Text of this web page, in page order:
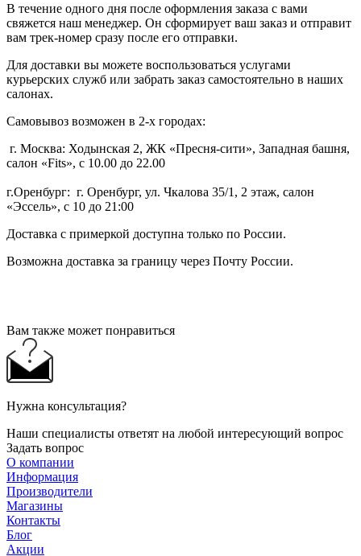
В течение одного дня после оформления заказа с вами
свяжется наш менеджер. Он сформирует ваш заказ и отправит
вам трек-номер сразу после его отправки.
Для доставки вы можете воспользоваться услугами
курьерских служб или забрать заказ самостоятельно в наших
салонах.
Самовывоз возможен в 2-х городах:
г. Москва: Ходынская 2, ЖК «Пресня-сити», Западная башня,
салон «Fits», с 10.00 до 22.00
г.Оренбург: г. Оренбург, ул. Чкалова 35/1, 2 этаж, салон
«Эссель», с 10 до 21:00
Доставка с примеркой доступна только по России.
Возможна доставка за границу через Почту России.
Вам также может понравиться
Нужна консультация?
Наши специалисты ответят на любой интересующий вопрос
Задать вопрос
О компании
Информация
Производители
Магазины
Контакты
Блог
Акции